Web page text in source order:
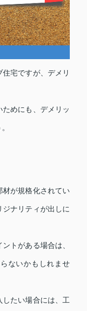
宅ですが、デメリ
めにも、デメリッ
材が規格化されてい
ナリティが出しに
トがある場合は、
ないかもしれませ
したい場合には、工